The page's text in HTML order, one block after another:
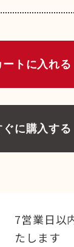
ートに入れる
ぐに購入する
7営業日以
たします